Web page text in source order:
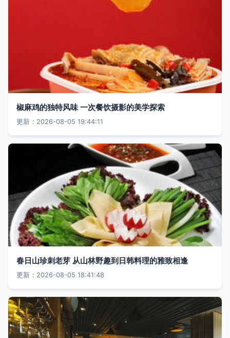
椒麻鸡的独特风味 一次餐饮摄影的美学探索
更新：2026-08-05 19:44:11
春日山珍刺老芽 从山林野趣到日韩料理的雅致相逢
更新：2026-08-05 18:41:48